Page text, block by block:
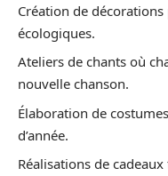
Création de
écologiques.
Ateliers de chants où
nouvelle chanson.
Élaboration de
d’année.
Réalisations de